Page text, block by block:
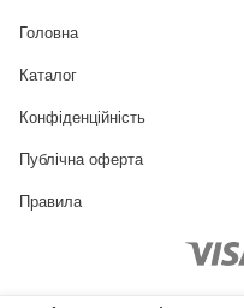
Головна
Каталог
Конфіденційність
Публічна оферта
Правила